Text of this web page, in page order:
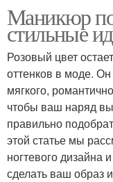
Маникюр
стильные
Розовый цвет
оттенков в моде.
мягкого,
чтобы ваш наряд
правильно
этой статье мы
ногтевого дизайна
сделать ваш образ